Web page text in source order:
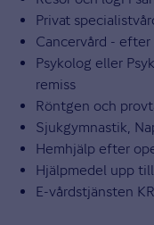
Privat
Cancervård - efter
Psykolog eller
remiss
Röntgen och
Sjukgymnastik,
Hemhjälp efter
Hjälpmedel upp
E-vårdstjänsten